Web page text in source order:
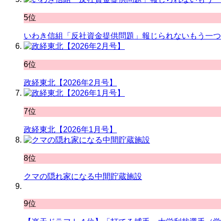
5位
いわき信組「反社資金提供問題」報じられないもう一
6位
政経東北【2026年2月号】
7位
政経東北【2026年1月号】
8位
クマの隠れ家になる中間貯蔵施設
9位